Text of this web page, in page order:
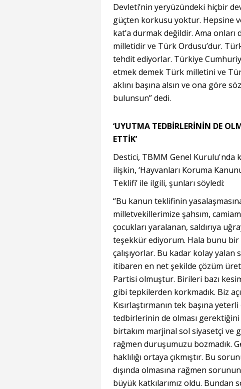
Devleti’nin yeryüzündeki hiçbir
güçten korkusu yoktur. Hepsine
kat’a durmak değildir. Ama
milletidir ve Türk Ordusu’dur.
tehdit ediyorlar. Türkiye
etmek demek Türk milletini ve
aklını başına alsın ve ona göre
bulunsun” dedi.
‘UYUTMA TEDBİRLERİNİN DE
ETTİK’
Destici, TBMM Genel Kurulu'nda
ilişkin, ‘Hayvanları Koruma
Teklifi’ ile ilgili, şunları söyledi:
“Bu kanun teklifinin
milletvekillerimize şahsım,
çocukları yaralanan, saldırıya
teşekkür ediyorum. Hala bunu
çalışıyorlar. Bu kadar kolay yalan
itibaren en net şekilde çözüm
Partisi olmuştur. Birileri bazı
gibi tepkilerden korkmadık. Biz
Kısırlaştırmanın tek başına
tedbirlerinin de olması
birtakım marjinal sol siyasetçi ve
rağmen duruşumuzu bozmadık.
haklılığı ortaya çıkmıştır. Bu
dışında olmasına rağmen
büyük katkılarımız oldu.